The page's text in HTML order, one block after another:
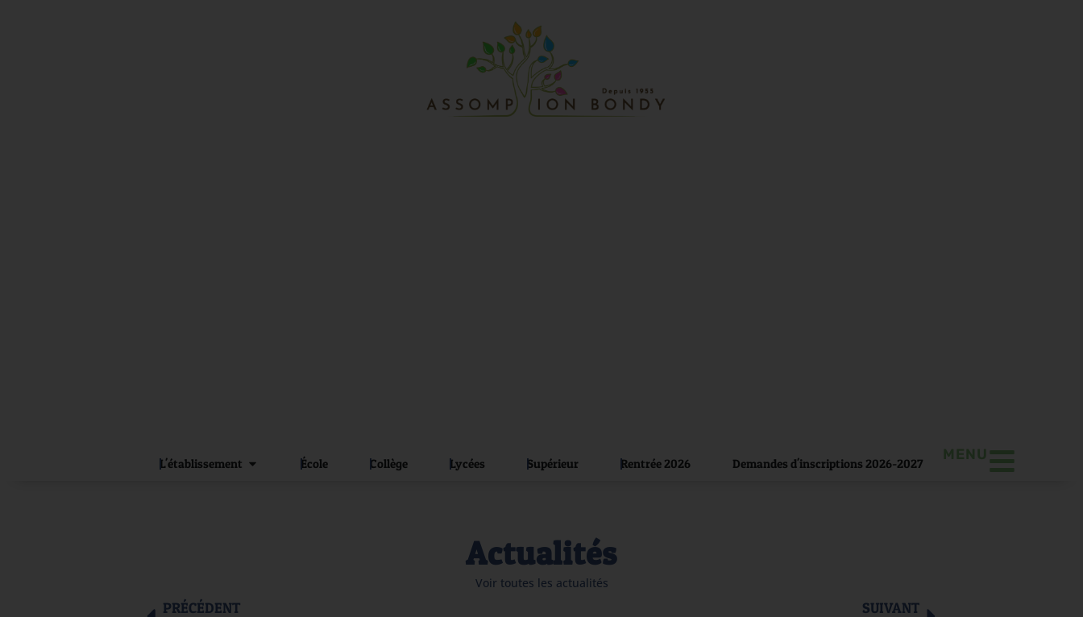
L'établissement École Collège Lycées Supérieur Rentrée 2026 Demandes d'inscriptions 2026-2027
MENU
Actualités
Voir toutes les actualités
PRÉCÉDENT SUIVANT